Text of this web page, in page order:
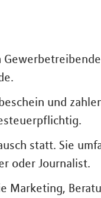
und
statt. Sie
oder Journalist.
Marketing,